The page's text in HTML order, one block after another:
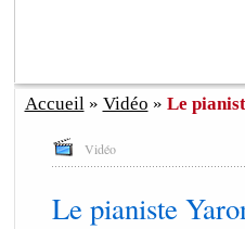
Accueil» Vidéo » Le
Vidéo
Le pianiste